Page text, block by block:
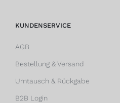
KUNDENSERVICE
AGB
Bestellung & Versand
Umtausch & Rückgabe
B2B Login